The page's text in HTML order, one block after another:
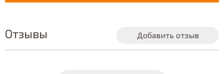
Отзывы Добавить отзыв